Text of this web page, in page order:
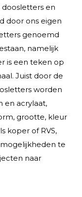
en
door ons eigen
genoemd
namelijk
is een teken op
Juist door de
worden
en acrylaat,
grootte, kleur
koper of RVS,
te
naar